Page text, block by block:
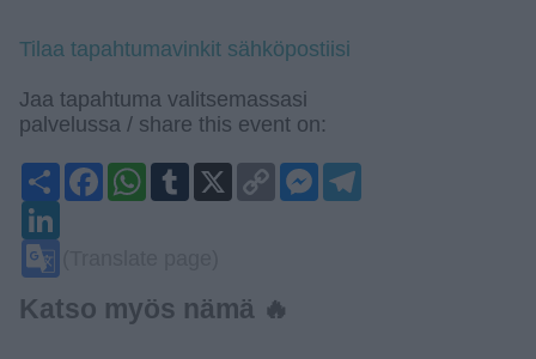
Tilaa tapahtumavinkit sähköpostiisi
Jaa tapahtuma valitsemassasi
palvelussa / share this event on:
ShareFacebookWhatsApp
Tumblr
X
Copy
Link
Messenger
Katso myös nämä 🔥